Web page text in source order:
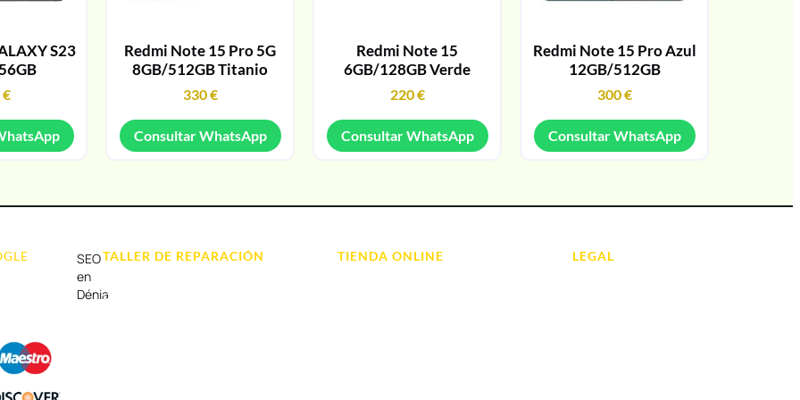
S23
€
Redmi Note 15 Pro 5G
8GB/512GB Titanio
330€
Consultar WhatsApp
Redmi Note 15
6GB/128GB Verde
220€
Consultar WhatsApp
Redmi Note 15 Pro Azul
12GB/512GB
300€
Consultar WhatsApp
SEO
en
Dénia
TALLER DE REPARACIÓN
Reparación de Tablets
TIENDA ONLINE LEGAL